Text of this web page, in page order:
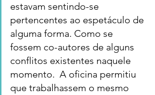
estavam sentindo-se
pertencentes ao espetáculo de
alguma forma. Como se
fossem co-autores de alguns
conflitos existentes naquele
momento.  A oficina permitiu
que trabalhassem o mesmo